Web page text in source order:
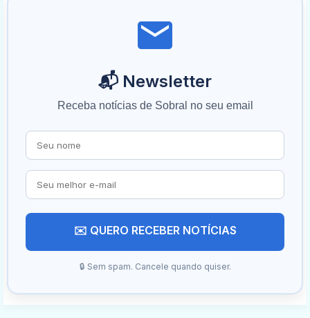
📬 Newsletter
Receba notícias de Sobral no seu email
✉️ QUERO RECEBER NOTÍCIAS
🔒 Sem spam. Cancele quando quiser.